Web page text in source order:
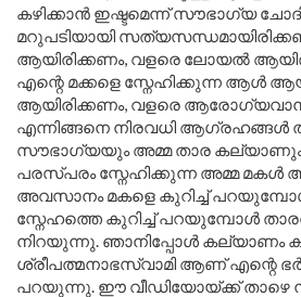
കഴിക്കാൻ ഇഷ്ടമെന്ന് സൗഭാഗ്യ
മറുപടിയായി
ആയിരിക്കണം, വളരെ ലോയൽ
എന്റെ മക്കളെ സ്നേഹിക്കുന്ന ആൾ
ആയിരിക്കണം, വളരെ
എന്നിങ്ങനെ നിരവധി ആഗ്രഹങ്ങൾ
സൗഭാഗ്യയും അമ്മ താര കല്യാണും
പരസ്പരം സ്നേഹിക്കുന്ന അമ്മ
അവസാനം മകളെ കുറിച്ച്
സ്നേഹത്തെ കുറിച്ച് പറയുമ്പോൾ
നിറയുന്നു. ഞാനിപ്പോൾ കല്യാണം
ശ്രീപത്മനാഭസ്വാമി ആണ് എന്റെ
പറയുന്നു. ഈ വീഡിയോയ്ക്ക് താഴെ